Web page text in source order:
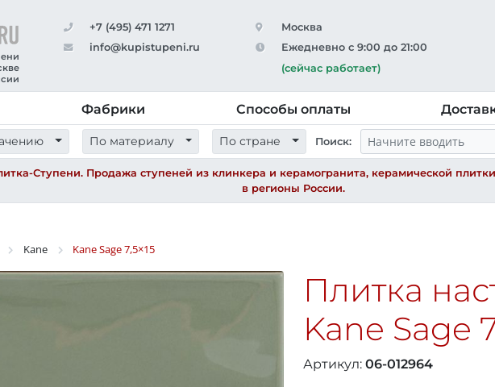
+7 (495) 471 1271
info@kupistupeni.ru
Москва
Ежедневно с 9:00 до 21:00
(сейчас работает)
Фабрики Способы оплаты
По материалу По стране Поиск:
Ступени. Продажа ступеней из клинкера и керамогранита, керамической
в регионы России.
Kane Kane Sage7,5×15
Плитка
Kane Sage
Артикул: 06-012964